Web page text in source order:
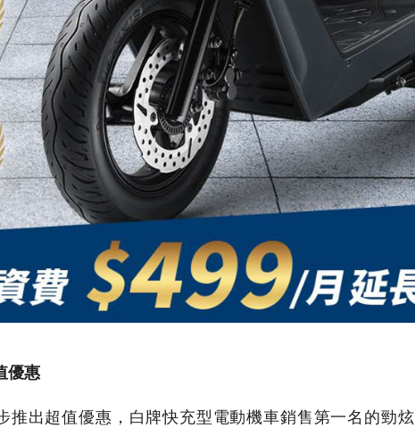
優惠
推出超值優惠，白牌快充型電動機車銷售第一名的勁炫